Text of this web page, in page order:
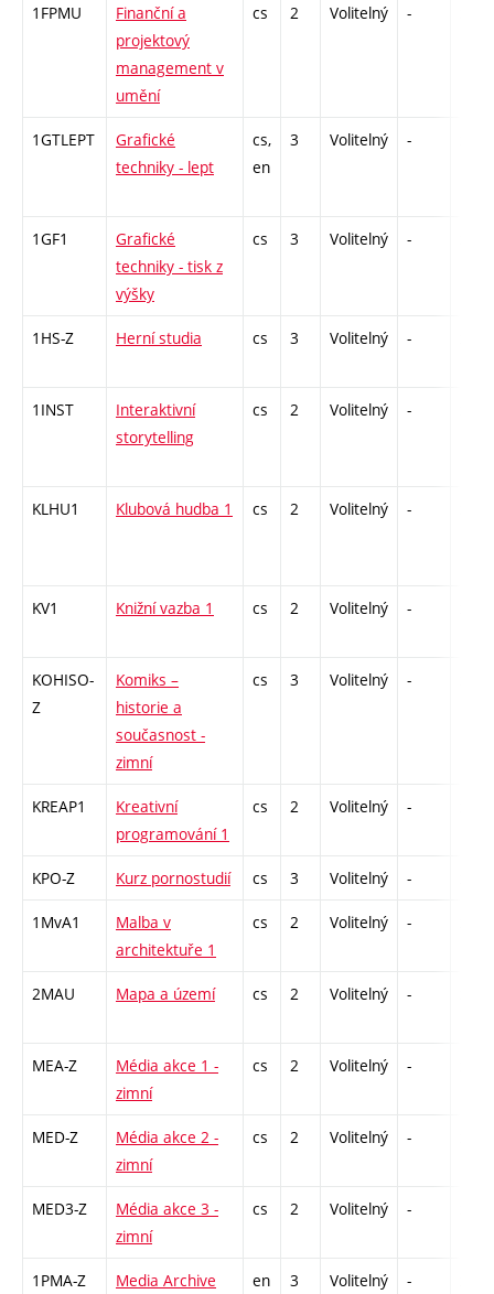
1FPMU
Finanční a
projektový
management v
umění
cs 2 Volitelný -
1GTLEPT
Grafické
techniky - lept
cs,
en
3 Volitelný -
1GF1
Grafické
techniky - tisk z
výšky
cs 3 Volitelný -
1HS-Z Herní studia cs 3 Volitelný -
1INST
Interaktivní
storytelling
cs 2 Volitelný -
KLHU1 Klubová hudba 1 cs 2 Volitelný -
KV1 Knižní vazba 1 cs 2 Volitelný -
KOHISO-
Z
Komiks –
historie a
současnost -
zimní
cs 3 Volitelný -
KREAP1
Kreativní
programování 1
cs 2 Volitelný -
KPO-Z Kurz pornostudií cs 3 Volitelný -
1MvA1
Malba v
architektuře 1
cs 2 Volitelný -
2MAU Mapa a území cs 2 Volitelný -
MEA-Z
Média akce 1 -
zimní
cs 2 Volitelný -
MED-Z
Média akce 2 -
zimní
cs 2 Volitelný -
MED3-Z
Média akce 3 -
zimní
cs 2 Volitelný -
1PMA-Z
Media Archive
en 3 Volitelný -